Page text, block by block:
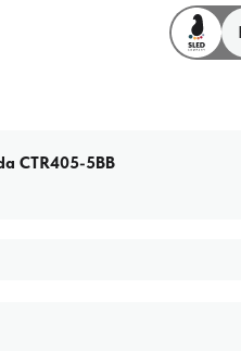
CTR405-5BB